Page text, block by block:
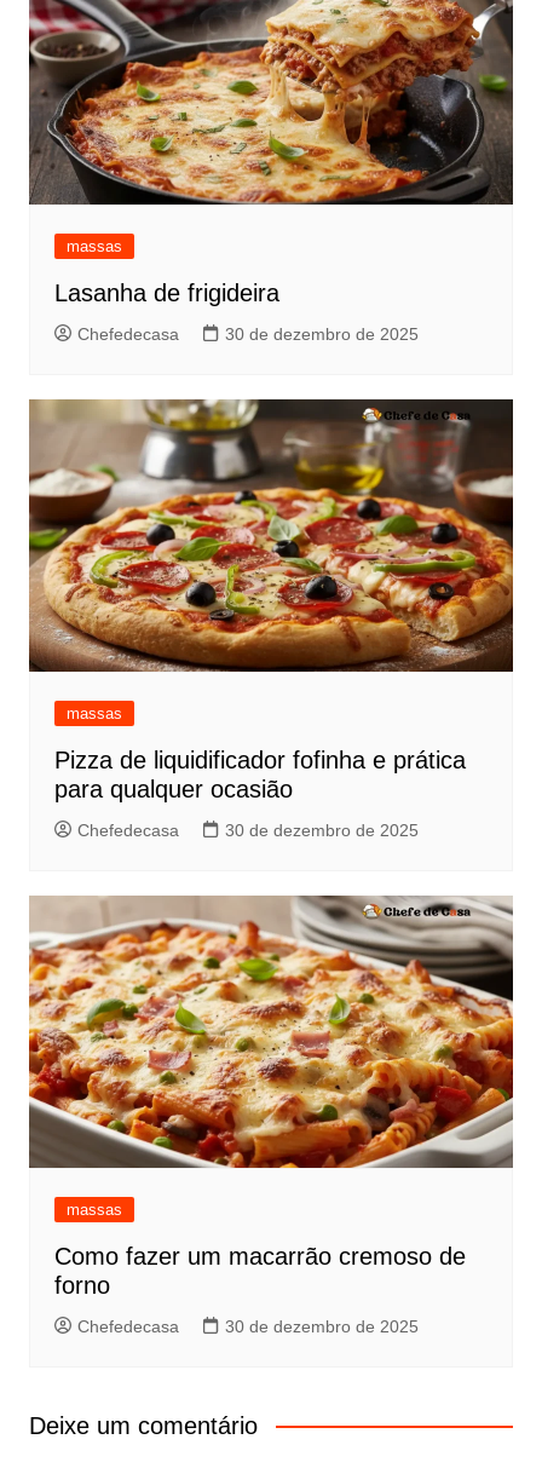
massas
Lasanha de frigideira
Chefedecasa 30 de dezembro de 2025
massas
Pizza de liquidificador fofinha e prática
para qualquer ocasião
Chefedecasa 30 de dezembro de 2025
massas
Como fazer um macarrão cremoso de
forno
Chefedecasa 30 de dezembro de 2025
Deixe um comentário